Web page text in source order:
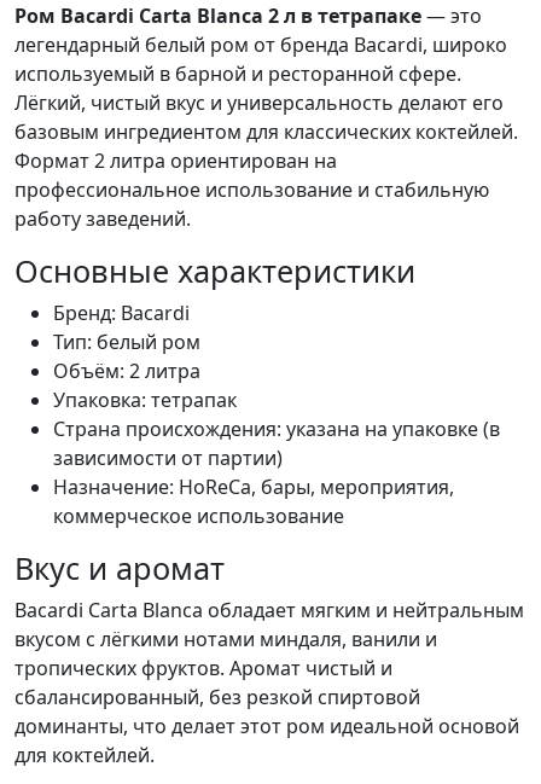
Ром Bacardi Carta Blanca 2 л в тетрапаке— это
легендарный белый ром от бренда Bacardi, широко
используемый в барной и ресторанной сфере.
Лёгкий, чистый вкус и универсальность делают его
базовым ингредиентом для классических коктейлей.
Формат 2 литра ориентирован на
профессиональное использование и стабильную
работу заведений.
Основные характеристики
Бренд: Bacardi
Тип: белый ром
Объём: 2 литра
Упаковка: тетрапак
Страна происхождения: указана на упаковке (в
зависимости от партии)
Назначение: HoReCa, бары, мероприятия,
коммерческое использование
Вкус и аромат
Bacardi Carta Blanca обладает мягким и нейтральным
вкусом с лёгкими нотами миндаля, ванили и
тропических фруктов. Аромат чистый и
сбалансированный, без резкой спиртовой
доминанты, что делает этот ром идеальной основой
для коктейлей.